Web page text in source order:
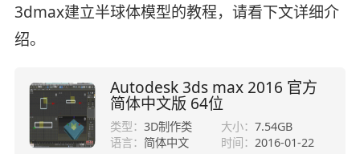
3dmax建立半球体模型的教程，请看下文详细介
绍。
Autodesk 3ds max 2016 官方
简体中文版 64位
类型：3D制作类 大小： 7.54GB
语言： 简体中文 时间： 2016-01-22